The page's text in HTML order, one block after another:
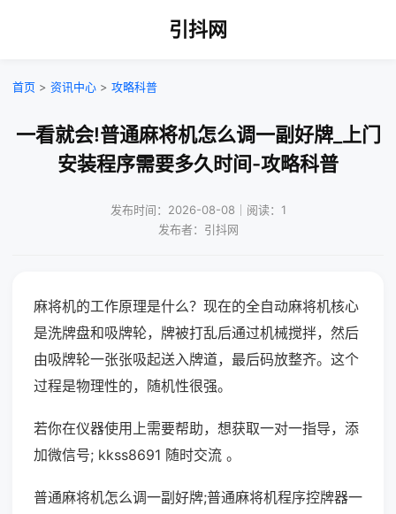
引抖网
首页 > 资讯中心 > 攻略科普
一看就会!普通麻将机怎么调一副好牌_上门
安装程序需要多久时间-攻略科普
发布时间：2026-08-08｜阅读：1
发布者：引抖网
麻将机的工作原理是什么？现在的全自动麻将机核心
是洗牌盘和吸牌轮，牌被打乱后通过机械搅拌，然后
由吸牌轮一张张吸起送入牌道，最后码放整齐。这个
过程是物理性的，随机性很强。
若你在仪器使用上需要帮助，想获取一对一指导，添
加微信号; kkss8691 随时交流 。
普通麻将机怎么调一副好牌;普通麻将机程序控牌器一